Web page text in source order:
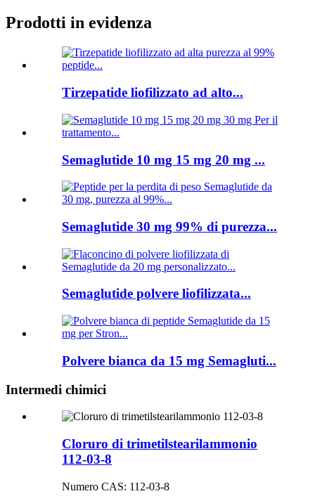
Prodotti in evidenza
Tirzepatide liofilizzato ad alto...
Semaglutide 10 mg 15 mg 20 mg ...
Semaglutide 30 mg 99% di purezza...
Semaglutide polvere liofilizzata...
Polvere bianca da 15 mg Semagluti...
Intermedi chimici
Cloruro di trimetilstearilammonio
112-03-8
Numero CAS: 112-03-8